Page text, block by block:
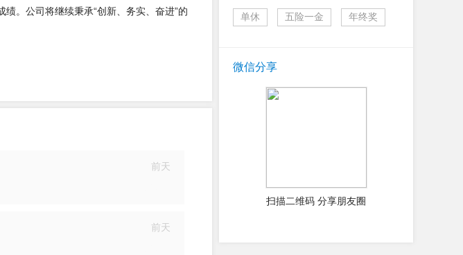
。公司将继续秉承“创新、务实、奋进”的
前天
前天
单休 五险一金 年终奖
微信分享
扫描二维码 分享朋友圈